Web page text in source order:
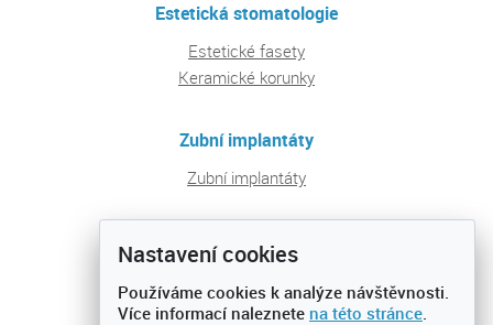
Estetická stomatologie
Estetické fasety
Keramické korunky
Zubní implantáty
Zubní implantáty
Pravidelná péče a prevence
Preventivní prohlídky
Nastavení cookies
Používáme cookies k analýze návštěvnosti.
Více informací naleznete na této stránce.